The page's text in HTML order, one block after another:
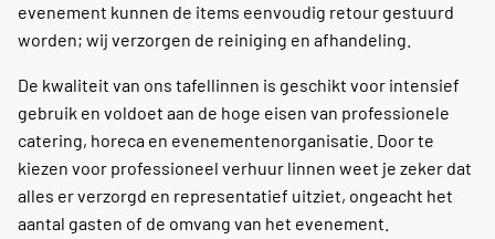
evenement kunnen de items eenvoudig retour gestuurd
worden; wij verzorgen de reiniging en afhandeling.
De kwaliteit van ons tafellinnen is geschikt voor intensief
gebruik en voldoet aan de hoge eisen van professionele
catering, horeca en evenementenorganisatie. Door te
kiezen voor professioneel verhuur linnen weet je zeker dat
alles er verzorgd en representatief uitziet, ongeacht het
aantal gasten of de omvang van het evenement.